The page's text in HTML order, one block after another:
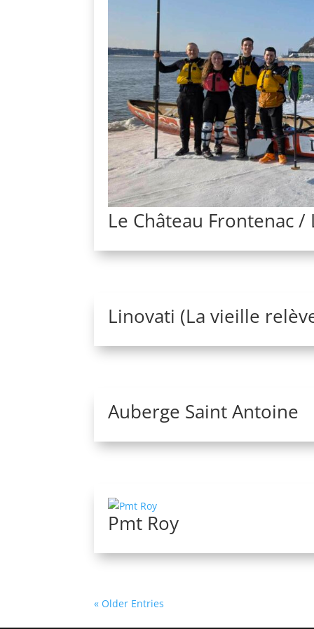
Le Château Frontenac
Linovati (La vieille
Auberge Saint Antoine
Pmt Roy
« Older Entries